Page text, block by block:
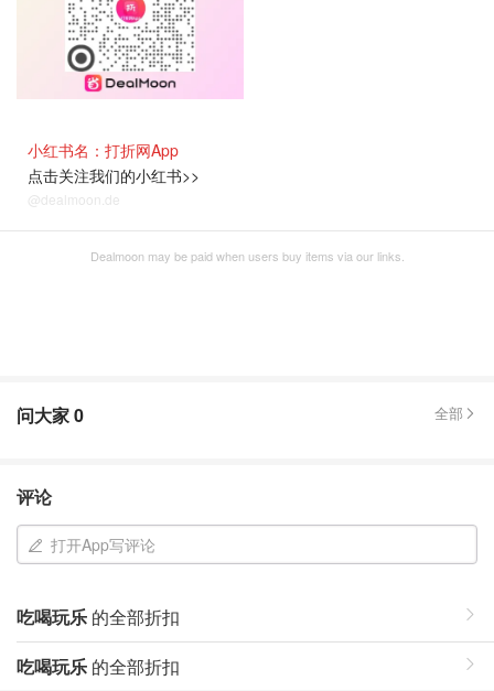
小红书名：打折网App
点击关注我们的小红书>>
@dealmoon.de
Dealmoon may be paid when users buy items via our links.
问大家0 全部
评论
打开App写评论
吃喝玩乐 的全部折扣
吃喝玩乐 的全部折扣